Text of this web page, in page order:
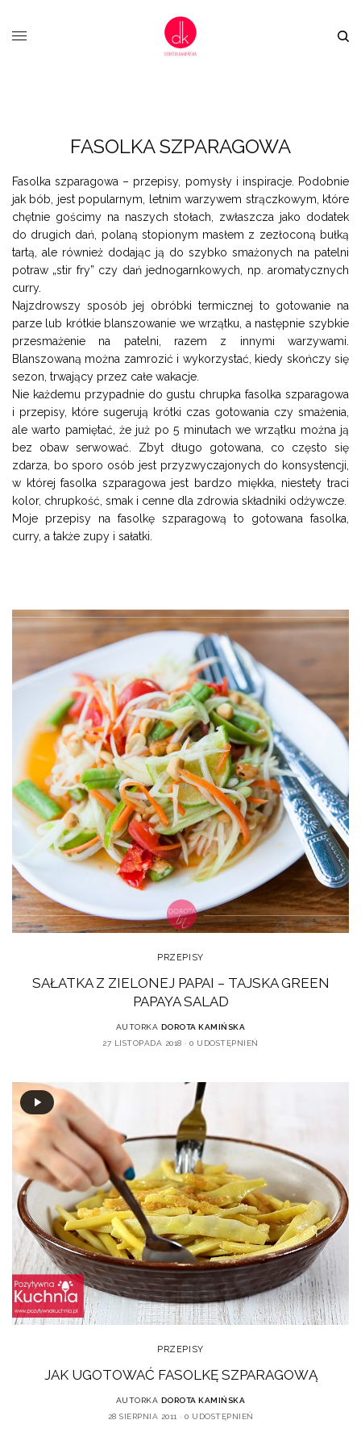
FASOLKA SZPARAGOWA
Fasolka szparagowa – przepisy, pomysły i inspiracje. Podobnie
jak bób, jest popularnym, letnim warzywem strączkowym, które
chętnie gościmy na naszych stołach, zwłaszcza jako dodatek
do drugich dań, polaną stopionym masłem z zezłoconą bułką
tartą, ale również dodając ją do szybko smażonych na patelni
potraw „stir fry” czy dań jednogarnkowych, np. aromatycznych
curry.
Najzdrowszy sposób jej obróbki termicznej to gotowanie na
parze lub krótkie blanszowanie we wrzątku, a następnie szybkie
przesmażenie na patelni, razem z innymi warzywami.
Blanszowaną można zamrozić i wykorzystać, kiedy skończy się
sezon, trwający przez całe wakacje.
Nie każdemu przypadnie do gustu chrupka fasolka szparagowa
i przepisy, które sugerują krótki czas gotowania czy smażenia,
ale warto pamiętać, że już po 5 minutach we wrzątku można ją
bez obaw serwować. Zbyt długo gotowana, co często się
zdarza, bo sporo osób jest przyzwyczajonych do konsystencji,
w której fasolka szparagowa jest bardzo miękka, niestety traci
kolor, chrupkość, smak i cenne dla zdrowia składniki odżywcze.
Moje przepisy na fasolkę szparagową to gotowana fasolka,
curry, a także zupy i sałatki.
PRZEPISY
SAŁATKA Z ZIELONEJ PAPAI – TAJSKA GREEN
PAPAYA SALAD
AUTORKA DOROTA KAMIŃSKA
27 LISTOPADA 2018
0 UDOSTĘPNIEŃ
PRZEPISY
JAK UGOTOWAĆ FASOLKĘ SZPARAGOWĄ
AUTORKA DOROTA KAMIŃSKA
28 SIERPNIA 2011
0 UDOSTĘPNIEŃ